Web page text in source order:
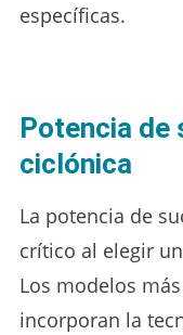
específicas.
Potencia de
ciclónica
La potencia de
crítico al elegir
Los modelos
incorporan la